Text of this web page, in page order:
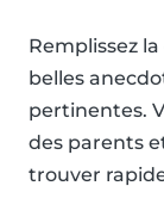
Remplissez
belles
pertinentes.
des parents
trouver